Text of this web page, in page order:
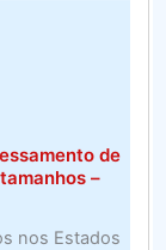
Suporte
e
de
–
nos Estados